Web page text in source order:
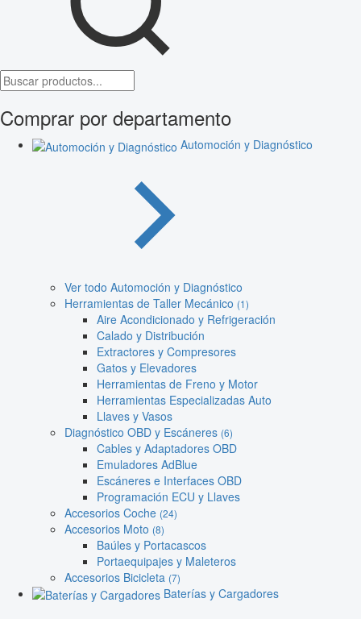
Comprar por departamento
Automoción y Diagnóstico
Ver todo Automoción y Diagnóstico
Herramientas de Taller Mecánico (1)
Aire Acondicionado y Refrigeración
Calado y Distribución
Extractores y Compresores
Gatos y Elevadores
Herramientas de Freno y Motor
Herramientas Especializadas Auto
Llaves y Vasos
Diagnóstico OBD y Escáneres (6)
Cables y Adaptadores OBD
Emuladores AdBlue
Escáneres e Interfaces OBD
Programación ECU y Llaves
Accesorios Coche (24)
Accesorios Moto (8)
Baúles y Portacascos
Portaequipajes y Maleteros
Accesorios Bicicleta (7)
Baterías y Cargadores